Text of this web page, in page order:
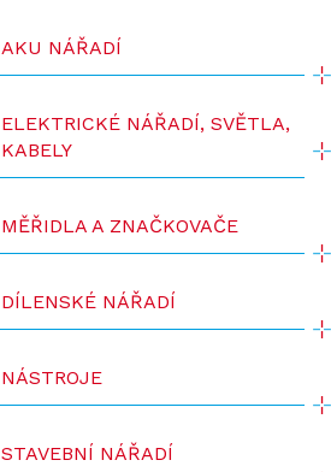
AKU NÁŘADÍ
ELEKTRICKÉ NÁŘADÍ, SVĚTLA,
KABELY
MĚŘIDLA A ZNAČKOVAČE
DÍLENSKÉ NÁŘADÍ
NÁSTROJE
STAVEBNÍ NÁŘADÍ